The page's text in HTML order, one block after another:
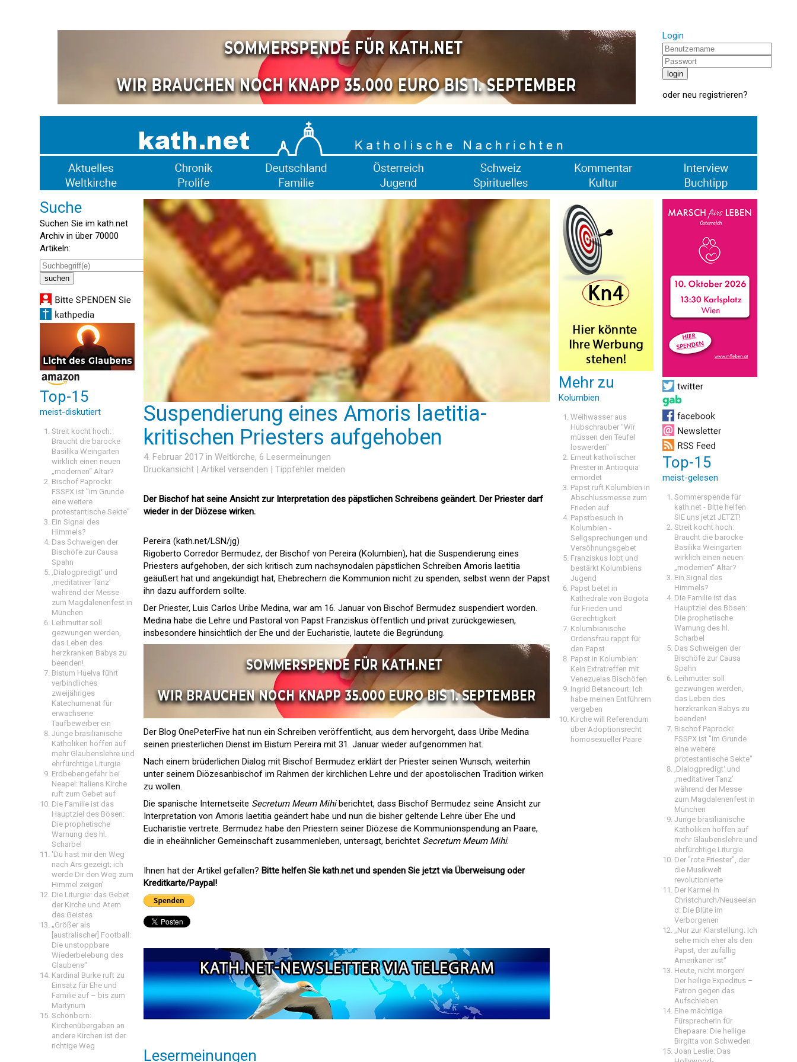
Login
oder neu registrieren?
Suche
Suchen Sie im kath.net
Archiv in über 70000
Artikeln:
Top-15
meist-diskutiert
Streit kocht hoch:
Braucht die barocke
Basilika Weingarten
wirklich einen neuen
„modernen“ Altar?
Bischof Paprocki:
FSSPX ist "im Grunde
eine weitere
protestantische Sekte"
Ein Signal des
Himmels?
Das Schweigen der
Bischöfe zur Causa
Spahn
‚Dialogpredigt‘ und
‚meditativer Tanz’
während der Messe
zum Magdalenenfest in
München
Leihmutter soll
gezwungen werden,
das Leben des
herzkranken Babys zu
beenden!
Bistum Huelva führt
verbindliches
zweijähriges
Katechumenat für
erwachsene
Taufbewerber ein
Junge brasilianische
Katholiken hoffen auf
mehr Glaubenslehre und
ehrfürchtige Liturgie
Erdbebengefahr bei
Neapel: Italiens Kirche
ruft zum Gebet auf
Die Familie ist das
Hauptziel des Bösen:
Die prophetische
Warnung des hl.
Scharbel
'Du hast mir den Weg
nach Ars gezeigt; ich
werde Dir den Weg zum
Himmel zeigen'
Die Liturgie: das Gebet
der Kirche und Atem
des Geistes
„Größer als
[australischer] Football:
Die unstoppbare
Wiederbelebung des
Glaubens“
Kardinal Burke ruft zu
Einsatz für Ehe und
Familie auf – bis zum
Martyrium
Schönborn:
Kirchenübergaben an
andere Kirchen ist der
richtige Weg
Suspendierung eines Amoris laetitia-
kritischen Priesters aufgehoben
4. Februar 2017 in Weltkirche, 6 Lesermeinungen
Druckansicht | Artikel versenden | Tippfehler melden
Der Bischof hat seine Ansicht zur Interpretation des päpstlichen Schreibens geändert. Der Priester darf
wieder in der Diözese wirken.
Pereira (kath.net/LSN/jg)
Rigoberto Corredor Bermudez, der Bischof von Pereira (Kolumbien), hat die Suspendierung eines
Priesters aufgehoben, der sich kritisch zum nachsynodalen päpstlichen Schreiben Amoris laetitia
geäußert hat und angekündigt hat, Ehebrechern die Kommunion nicht zu spenden, selbst wenn der Papst
ihn dazu auffordern sollte.
Der Priester, Luis Carlos Uribe Medina, war am 16. Januar von Bischof Bermudez suspendiert worden.
Medina habe die Lehre und Pastoral von Papst Franziskus öffentlich und privat zurückgewiesen,
insbesondere hinsichtlich der Ehe und der Eucharistie, lautete die Begründung.
Der Blog OnePeterFive hat nun ein Schreiben veröffentlicht, aus dem hervorgeht, dass Uribe Medina
seinen priesterlichen Dienst im Bistum Pereira mit 31. Januar wieder aufgenommen hat.
Nach einem brüderlichen Dialog mit Bischof Bermudez erklärt der Priester seinen Wunsch, weiterhin
unter seinem Diözesanbischof im Rahmen der kirchlichen Lehre und der apostolischen Tradition wirken
zu wollen.
Die spanische Internetseite Secretum Meum Mihiberichtet, dass Bischof Bermudez seine Ansicht zur
Interpretation von Amoris laetitia geändert habe und nun die bisher geltende Lehre über Ehe und
Eucharistie vertrete. Bermudez habe den Priestern seiner Diözese die Kommunionspendung an Paare,
die in eheähnlicher Gemeinschaft zusammenleben, untersagt, berichtet Secretum Meum Mihi.
Ihnen hat der Artikel gefallen? Bitte helfen Sie kath.net und spenden Sie jetzt via Überweisung oder
Kreditkarte/Paypal!
Lesermeinungen
Mehr zu
Kolumbien
Weihwasser aus
Hubschrauber "Wir
müssen den Teufel
loswerden"
Erneut katholischer
Priester in Antioquia
ermordet
Papst ruft Kolumbien in
Abschlussmesse zum
Frieden auf
Papstbesuch in
Kolumbien -
Seligsprechungen und
Versöhnungsgebet
Franziskus lobt und
bestärkt Kolumbiens
Jugend
Papst betet in
Kathedrale von Bogota
für Frieden und
Gerechtigkeit
Kolumbianische
Ordensfrau rappt für
den Papst
Papst in Kolumbien:
Kein Extratreffen mit
Venezuelas Bischöfen
Ingrid Betancourt: Ich
habe meinen Entführern
vergeben
Kirche will Referendum
über Adoptionsrecht
homosexueller Paare
Top-15
meist-gelesen
Sommerspende für
kath.net - Bitte helfen
SIE uns jetzt JETZT!
Streit kocht hoch:
Braucht die barocke
Basilika Weingarten
wirklich einen neuen
„modernen“ Altar?
Ein Signal des
Himmels?
Die Familie ist das
Hauptziel des Bösen:
Die prophetische
Warnung des hl.
Scharbel
Das Schweigen der
Bischöfe zur Causa
Spahn
Leihmutter soll
gezwungen werden,
das Leben des
herzkranken Babys zu
beenden!
Bischof Paprocki:
FSSPX ist "im Grunde
eine weitere
protestantische Sekte"
‚Dialogpredigt‘ und
‚meditativer Tanz’
während der Messe
zum Magdalenenfest in
München
Junge brasilianische
Katholiken hoffen auf
mehr Glaubenslehre und
ehrfürchtige Liturgie
Der "rote Priester", der
die Musikwelt
revolutionierte
Der Karmel in
Christchurch/Neuseelan
d: Die Blüte im
Verborgenen
„Nur zur Klarstellung: Ich
sehe mich eher als den
Papst, der zufällig
Amerikaner ist“
Heute, nicht morgen!
Der heilige Expeditus –
Patron gegen das
Aufschieben
Eine mächtige
Fürsprecherin für
Ehepaare: Die heilige
Birgitta von Schweden
Joan Leslie: Das